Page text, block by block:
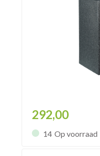
292,00
14 Op voorraad